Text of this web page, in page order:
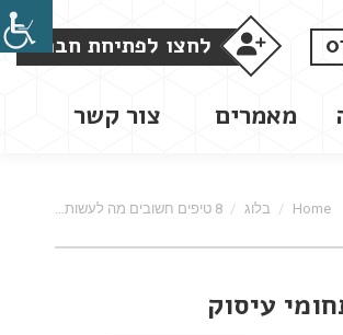
מאמרים צור קשר
לחצו לפתיחת חברה
You are here:
Home בלוג 8 טיפים חשובים מה לעשות…
עיסוק